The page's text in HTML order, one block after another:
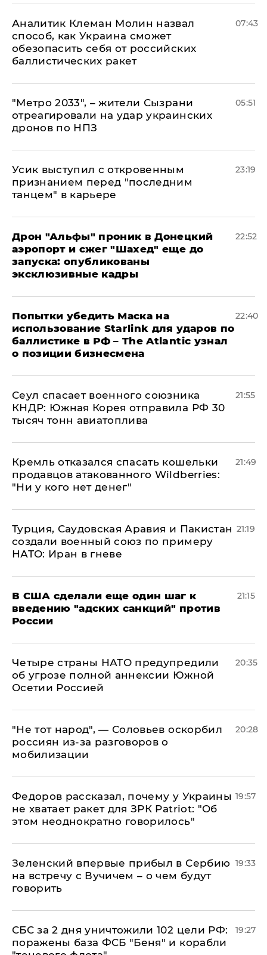
Аналитик Клеман Молин назвал
способ, как Украина сможет
обезопасить себя от российских
баллистических ракет
07:43
"Метро 2033", – жители Сызрани
отреагировали на удар украинских
дронов по НПЗ
05:51
Усик выступил с откровенным
признанием перед "последним
танцем" в карьере
23:19
Дрон "Альфы" проник в Донецкий
аэропорт и сжег "Шахед" еще до
запуска: опубликованы
эксклюзивные кадры
22:52
Попытки убедить Маска на
использование Starlink для ударов по
баллистике в РФ – The Atlantic узнал
о позиции бизнесмена
22:40
​Сеул спасает военного союзника
КНДР: Южная Корея отправила РФ 30
тысяч тонн авиатоплива
21:55
Кремль отказался спасать кошельки
продавцов атакованного Wildberries:
"Ни у кого нет денег"
21:49
Турция, Саудовская Аравия и Пакистан
создали военный союз по примеру
НАТО: Иран в гневе
21:19
В США сделали еще один шаг к
введению "адских санкций" против
России
21:15
Четыре страны НАТО предупредили
об угрозе полной аннексии Южной
Осетии Россией
20:35
​"Не тот народ", — Соловьев оскорбил
россиян из-за разговоров о
мобилизации
20:28
Федоров рассказал, почему у Украины
не хватает ракет для ЗРК Patriot: "Об
этом неоднократно говорилось"
19:57
Зеленский впервые прибыл в Сербию
на встречу с Вучичем – о чем будут
говорить
19:33
СБС за 2 дня уничтожили 102 цели РФ:
поражены база ФСБ "Беня" и корабли
19:27